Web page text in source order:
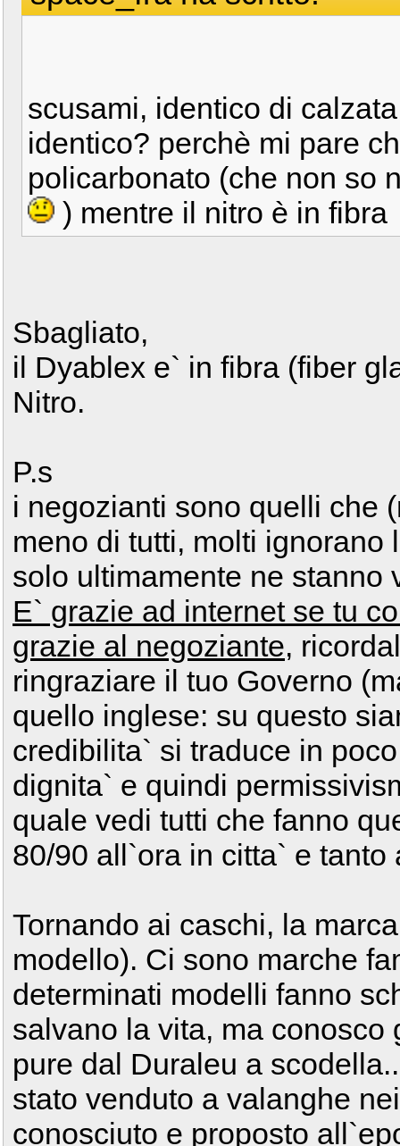
scusami, identico di
identico? perchè mi pare
policarbonato (che non so
) mentre il nitro è in fibra
Sbagliato,
il Dyablex e` in fibra (fiber
Nitro.
P.s
i negozianti sono quelli che
meno di tutti, molti ignorano
solo ultimamente ne stanno
E` grazie ad internet se tu
grazie al negoziante,
ringraziare il tuo Governo
quello inglese: su questo
credibilita` si traduce in
dignita` e quindi
quale vedi tutti che fanno
80/90 all`ora in citta` e
Tornando ai caschi, la
modello). Ci sono marche
determinati modelli fanno
salvano la vita, ma conosco
pure dal Duraleu a
stato venduto a valanghe
conosciuto e proposto